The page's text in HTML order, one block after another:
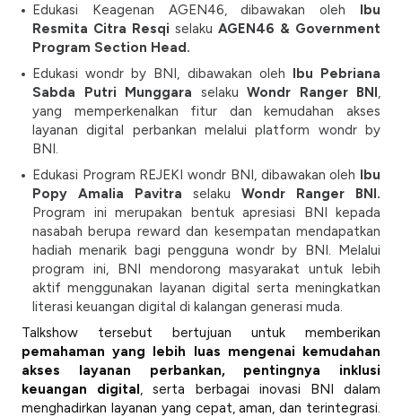
Edukasi Keagenan AGEN46, dibawakan oleh Ibu
Resmita Citra Resqi selaku AGEN46 & Government
Program Section Head.
Edukasi wondr by BNI, dibawakan oleh Ibu Pebriana
Sabda Putri Munggara selaku Wondr Ranger BNI,
yang memperkenalkan fitur dan kemudahan akses
layanan digital perbankan melalui platform wondr by
BNI.
Edukasi Program REJEKI wondr BNI, dibawakan oleh Ibu
Popy Amalia Pavitra selaku Wondr Ranger BNI.
Program ini merupakan bentuk apresiasi BNI kepada
nasabah berupa reward dan kesempatan mendapatkan
hadiah menarik bagi pengguna wondr by BNI. Melalui
program ini, BNI mendorong masyarakat untuk lebih
aktif menggunakan layanan digital serta meningkatkan
literasi keuangan digital di kalangan generasi muda.
Talkshow tersebut bertujuan untuk memberikan
pemahaman yang lebih luas mengenai kemudahan
akses layanan perbankan, pentingnya inklusi
keuangan digital, serta berbagai inovasi BNI dalam
menghadirkan layanan yang cepat, aman, dan terintegrasi.